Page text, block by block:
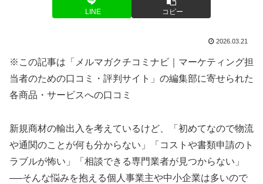
LINE コピー
2026.03.21
※この記事は「メルマガクチコミナビ｜マーケティング担
当者のための口コミ・評判サイト」の編集部に寄せられた
各商品・サービスへの口コミ
新規商材の輸出入を考えているけど、「初めてなので物流
や通関のことが何も分からない」「コストや書類申請のト
ラブルが怖い」「相談できる専門業者が見つからない」
──そんな悩みを抱える個人事業主や中小企業は多いので